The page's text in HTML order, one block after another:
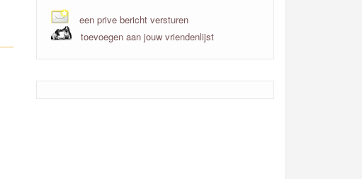
een prive bericht versturen
toevoegen aan jouw vriendenlijst